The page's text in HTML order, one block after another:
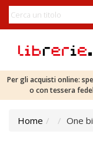
Per gli acquisti online:
o con tessera
Home One